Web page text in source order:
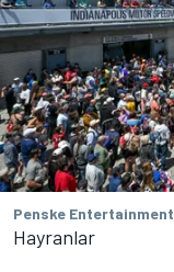
Penske Entertainment
Hayranlar